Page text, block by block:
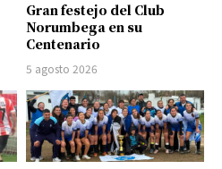
Gran festejo del Club
Norumbega en su
Centenario
5 agosto 2026